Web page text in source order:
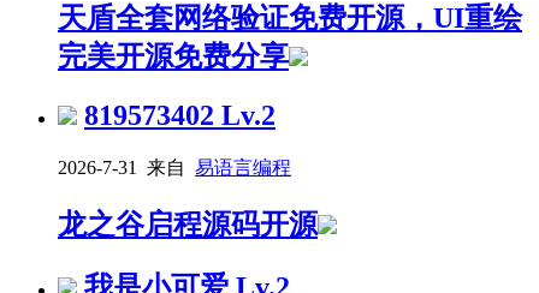
天盾全套网络验证免费开源，UI重绘
完美开源免费分享
819573402 Lv.2
2026-7-31 来自 易语言编程
龙之谷启程源码开源
我是小可爱 Lv.2